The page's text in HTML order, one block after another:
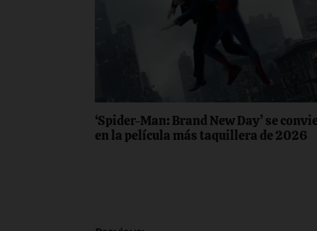
‘Spider-Man: Brand New Day’ se
en la película más taquillera de 2026